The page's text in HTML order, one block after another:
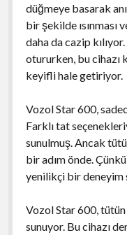
düğmeye basarak
bir şekilde ısınması
daha da cazip
otururken, bu cihazı
keyifli hale getiriyor.
Vozol Star 600,
Farklı tat
sunulmuş. Ancak
bir adım önde.
yenilikçi bir deneyim
Vozol Star 600,
sunuyor. Bu cihazı